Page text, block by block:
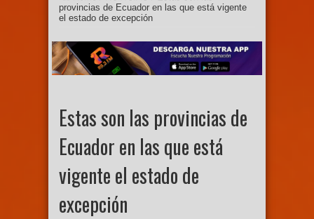
provincias de Ecuador en las que está vigente
el estado de excepción
Estas son las provincias de
Ecuador en las que está
vigente el estado de
excepción